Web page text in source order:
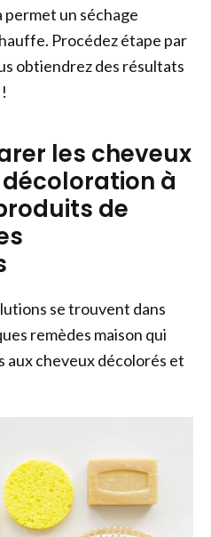
permet un séchage
Procédez étape par
obtiendrez des résultats
les cheveux
à
de
se trouvent dans
remèdes maison qui
cheveux décolorés et